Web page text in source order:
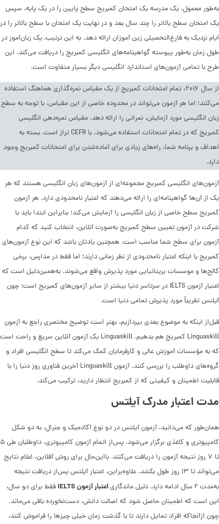
به‌طور معمول، یک مدرسه یک امتحان کمبریج سطح پایین را در یک پایه، سپس
یک امتحان سطح بالاتر را چند سال بعد و در نهایت یک امتحان با سطح بالاتر را در
ایام نزدیک به فارغ‌التحصیلی زین آموزان ارائه دهد. به این ترتیب، یک زبان‌آموز در
طول زمان به‌طور پیوسته گواهینامه‌های انگلیسی کمبریج را دریافت می‌کند. این
طرح با تمامی آزمون‌های استاندارد انگلیسی دیگر بسیار متفاوت است.
از سال ۲۰۱۶، تمام امتحانات کمبریج از یک مقیاس نمره‌گذاری هماهنگ استفاده
می‌کنند؛ اما هر آزمون می‌تواند در محدوده خاصی از این مقیاس، با توجه به سطح
زبان انگلیسی مورد آزمایش، نمراتی را ارائه دهد. مقیاس نمره‌دهی انگلیسی
کمبریج که در تمام امتحانات استفاده می‌شود، با CEFR تراز است. بسته به
اهداف و برنامه شما، راه‌های زیادی برای آماده‌شدن برای امتحانات کمبریج وجود
دارد.
آزمون‌های انگلیسی کمبریج مجموعه‌ای از آزمون‌های زبان انگلیسی هستند که هر
یک از آن‌ها گواهینامه‌ای را ارائه می‌دهند که اعتبار نامحدودی دارد. هر آزمون
کمبریج سطح خاصی از زبان انگلیسی را آزمایش می‌کند؛ بنابراین ابتدا باید با
شرکت در آزمون تعیین سطح کمبریج به‌صورت آنلاین، انتخاب کنید که کدام
آزمون برای سطح شما مناسب است. همچنین یادتان باشد که این نوع آزمون‌های
کمبریج با اینکه اعتبار نامحدودی از نظر زمانی دارند؛ اما فقط در مدارس، برخی
کالج‌ها و موسسات بریتانیایی مورد پذیرش واقع می‌شوند. به‌همین‌دلیل است که
اعتبار آزمون IELTS در سرتاسر دنیا بیشتر از سایر آزمون‌های کمبریج است؛ چون
آیلتس تقریباً مورد پذیرش تمامی دنیا است.
قبل‌از اینکه به موضوع بعدی بپردازیم، بهتر است توضیح مختصری راجع به آزمون
Linguaskill کمبریج هم بدهیم. Linguaskill یک آزمون آنلاین سریع و راحت است
که به مؤسسات آموزش عالی و کارفرمایان کمک می‌کند تا سطح انگلیسی افراد و
گروه‌های داوطلب را بررسی کنند. آزمون Linguaskill آخرین فناوری روز دنیا را با
قابلیت اطمینان و کیفیتی که از کمبریج انتظار دارید، ترکیب می‌کند.
مدت اعتبار مدرک آیلتس
همان‌طور که می‌دانید، آزمون آیلتس در دو نوع آکادمیک و جنرال، به دو شکل
کامپیوتری و کاغذی برگزار می‌شود. پس‌از اتمام آزمون کامپیوتری، داوطلبان طی ۵
تا ۷ روز نتیجه آزمون را دریافت می‌کنند. بااین‌حال برای روش آفلاین، اعلام نتایج
می‌تواند تا ۱۳ روز طول بکشد. علاوه‌براین، اعتبار آیلتس پس‌از دریافت نتیجه
به‌مدت ۲
سال ادامه دارد. دلیل ماندگاریاعتبار آزمون IELTS
فقط برای دو سال،
این است که اطمینان حاصل شود که اصالت دانش، دست‌نخورده باقی می‌ماند.
چون ازآنجاکه افراد تمایل دارند تا با گذشت زمان خیلی چیزها را فراموش کنند،